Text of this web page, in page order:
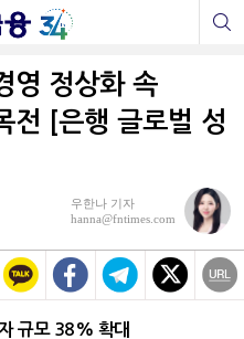
영 정상화 속
전 [은행 글로벌 성
우한나 기자
hanna@fntimes.com
규모 38% 확대